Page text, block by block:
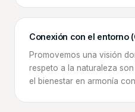
Conexión con el entorno
Promovemos una visión
respeto a la naturaleza
el bienestar en armonía